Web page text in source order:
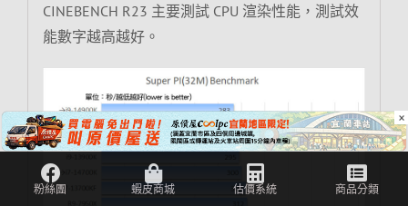
CINEBENCH R23 主要測試 CPU 渲染性能，測試效
能數字越高越好。
×